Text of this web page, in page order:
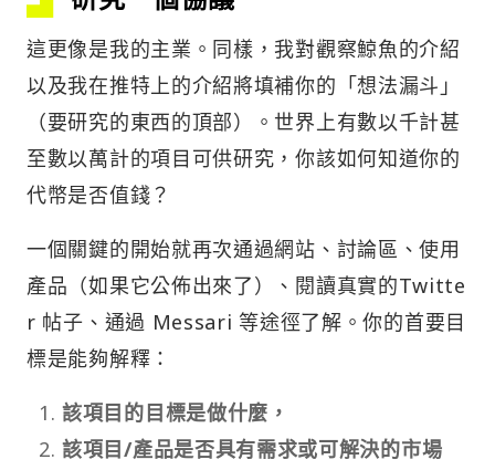
這更像是我的主業。同樣，我對觀察鯨魚的介紹
以及我在推特上的介紹將填補你的「想法漏斗」
（要研究的東西的頂部）。世界上有數以千計甚
至數以萬計的項目可供研究，你該如何知道你的
代幣是否值錢？
一個關鍵的開始就再次通過網站、討論區、使用
產品（如果它公佈出來了）、閱讀真實的Twitte
r 帖子、通過 Messari 等途徑了解。你的首要目
標是能夠解釋：
該項目的目標是做什麼，
該項目/產品是否具有需求或可解決的市場